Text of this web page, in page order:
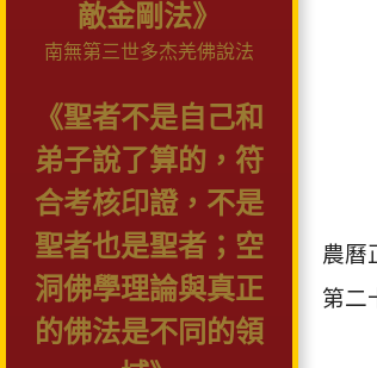
敵金剛法》
南無第三世多杰羌佛說法
《聖者不是自己和
弟子說了算的，符
合考核印證，不是
聖者也是聖者；空
洞佛學理論與真正
的佛法是不同的領
農曆
第二